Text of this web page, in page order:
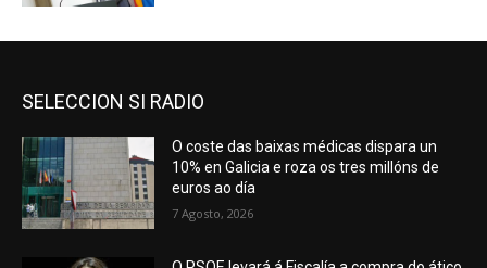
SELECCION SI RADIO
O coste das baixas médicas dispara un
10% en Galicia e roza os tres millóns de
euros ao día
7 Agosto, 2026